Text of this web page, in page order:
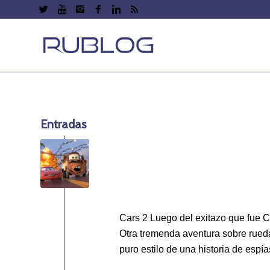
Entradas
Cars 2 Luego del exitazo que fue
Otra tremenda aventura sobre
puro estilo de una historia de